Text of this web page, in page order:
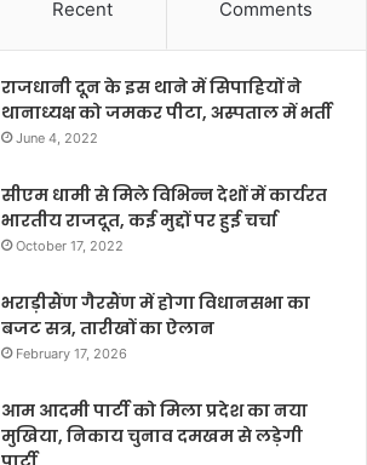
Recent Comments
राजधानी दून के इस थाने में सिपाहियों ने
थानाध्यक्ष को जमकर पीटा, अस्पताल में भर्ती
June 4, 2022
सीएम धामी से मिले विभिन्न देशों में कार्यरत
भारतीय राजदूत, कई मुद्दों पर हुई चर्चा
October 17, 2022
भराड़ीसैंण गैरसैंण में होगा विधानसभा का
बजट सत्र, तारीखों का ऐलान
February 17, 2026
आम आदमी पार्टी को मिला प्रदेश का नया
मुखिया, निकाय चुनाव दमखम से लड़ेगी